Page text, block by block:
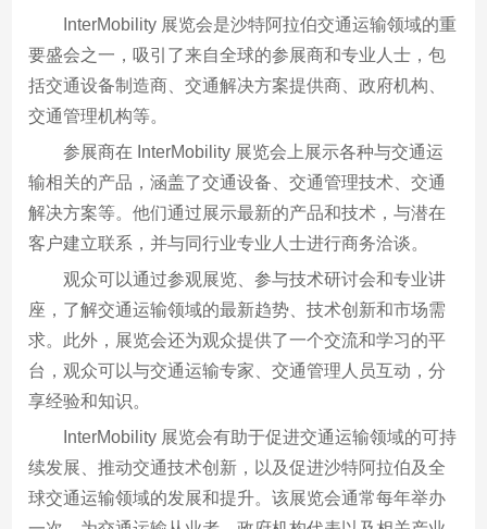
InterMobility 展览会是沙特阿拉伯交通运输领域的重
要盛会之一，吸引了来自全球的参展商和专业人士，包
括交通设备制造商、交通解决方案提供商、政府机构、
交通管理机构等。
参展商在 InterMobility 展览会上展示各种与交通运
输相关的产品，涵盖了交通设备、交通管理技术、交通
解决方案等。他们通过展示最新的产品和技术，与潜在
客户建立联系，并与同行业专业人士进行商务洽谈。
观众可以通过参观展览、参与技术研讨会和专业讲
座，了解交通运输领域的最新趋势、技术创新和市场需
求。此外，展览会还为观众提供了一个交流和学习的平
台，观众可以与交通运输专家、交通管理人员互动，分
享经验和知识。
InterMobility 展览会有助于促进交通运输领域的可持
续发展、推动交通技术创新，以及促进沙特阿拉伯及全
球交通运输领域的发展和提升。该展览会通常每年举办